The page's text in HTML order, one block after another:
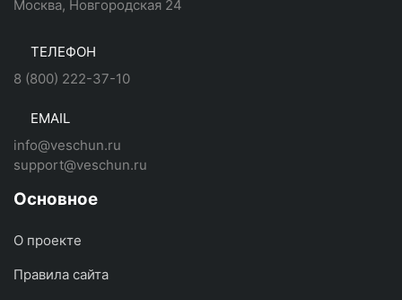
Москва, Новгородская 24
ТЕЛЕФОН
8 (800) 222-37-10
EMAIL
info@veschun.ru
support@veschun.ru
Основное
О проекте
Правила сайта